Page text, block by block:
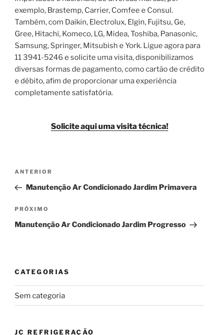
exemplo, Brastemp, Carrier, Comfee e Consul.
Também, com Daikin, Electrolux, Elgin, Fujitsu, Ge,
Gree, Hitachi, Komeco, LG, Midea, Toshiba, Panasonic,
Samsung, Springer, Mitsubish e York. Ligue agora para
11 3941-5246 e solicite uma visita, disponibilizamos
diversas formas de pagamento, como cartão de crédito
e débito, afim de proporcionar uma experiência
completamente satisfatória.
Solicite aqui uma visita técnica!
Navegação
Post
Post
anterior
ANTERIOR
Manutenção Ar Condicionado Jardim Primavera
Próximo
post
PRÓXIMO
Manutenção Ar Condicionado Jardim Progresso
CATEGORIAS
Sem categoria
JC REFRIGERAÇÃO